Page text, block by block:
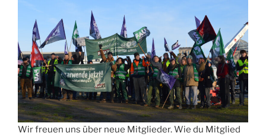
Wir freuen uns über neue Mitglieder. Wie du Mitglied